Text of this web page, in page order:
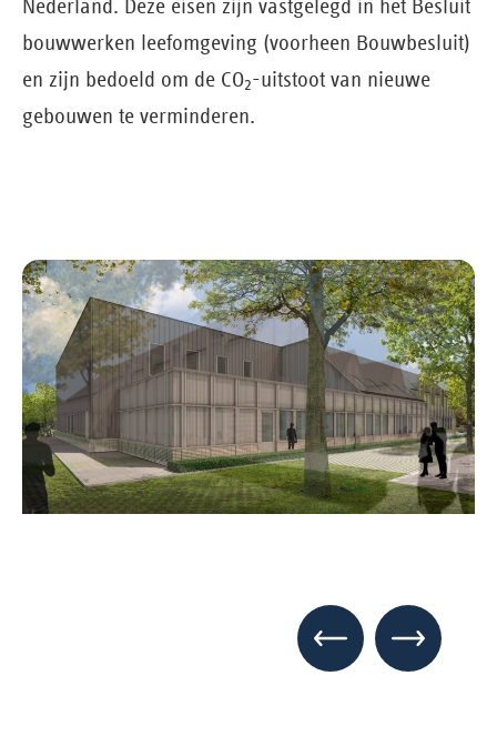
Nederland. Deze eisen zijn vastgelegd in het Besluit
bouwwerken leefomgeving (voorheen Bouwbesluit)
en zijn bedoeld om de CO2-uitstoot van nieuwe
gebouwen te verminderen.